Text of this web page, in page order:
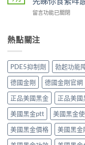
副
大
嗎？
賴
性、
停
藥
反
應
與
安
全
用
法
果
雙
制、
用
法
與
安
全
指
南〉
中
副
作
解
痛、
鼻
塞
是
正
常
的？
哪
些
情
20mg（Levitra，
伐
非）：
勃
起
功
能
障
礙
的
服
用
方
在
鼻
塞
照
做，
犀
利
士
（他
達
拉
非）
食
留言功能已關閉
熱點關注
PDE5抑制劑 勃起功能
德國金剛
德國金剛官網
正品美國黑金
正品美國
美國黑金ptt
美國黑金
美國黑金價格
美國黑金